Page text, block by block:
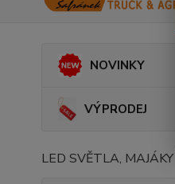
NOVINKY
VÝPRODEJ
LED SVĚTLA, MAJÁKY